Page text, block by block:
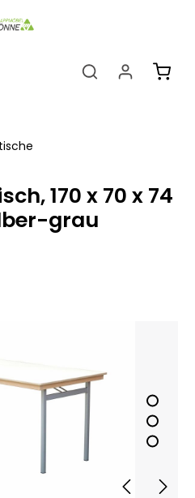
170 x 70 x 74
grau